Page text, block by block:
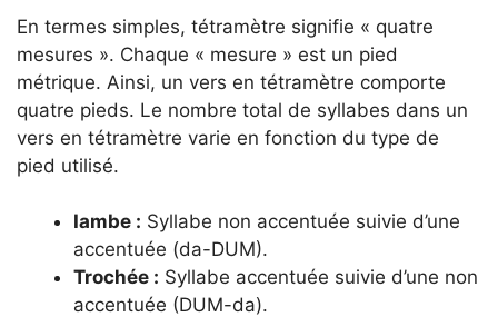
En termes simples, tétramètre signifie « quatre
mesures ». Chaque « mesure » est un pied
métrique. Ainsi, un vers en tétramètre comporte
quatre pieds. Le nombre total de syllabes dans un
vers en tétramètre varie en fonction du type de
pied utilisé.
Iambe : Syllabe non accentuée suivie d’une
accentuée (da-DUM).
Trochée : Syllabe accentuée suivie d’une non
accentuée (DUM-da).